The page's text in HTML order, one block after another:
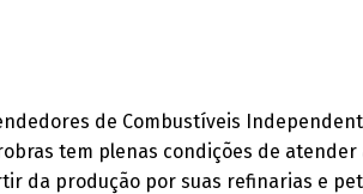
de Combustíveis
tem plenas condições de
da produção por suas refinarias e